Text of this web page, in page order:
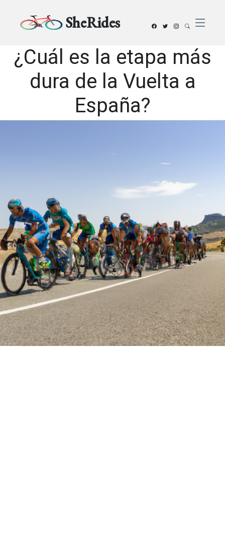
SheRides
¿Cuál es la etapa más
dura de la Vuelta a
España?